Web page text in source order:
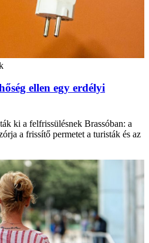
ellen egy erdélyi
ki a felfrissülésnek Brassóban: a
a frissítő permetet a turisták és az